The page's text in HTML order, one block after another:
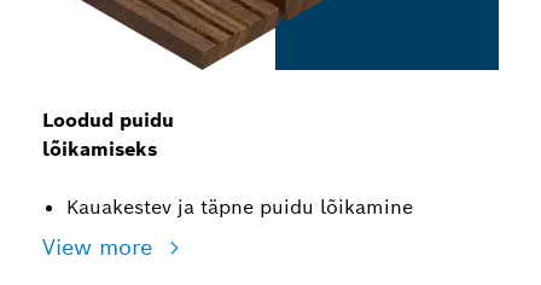
Loodud puidu
lõikamiseks
Kauakestev ja täpne puidu lõikamine
View more